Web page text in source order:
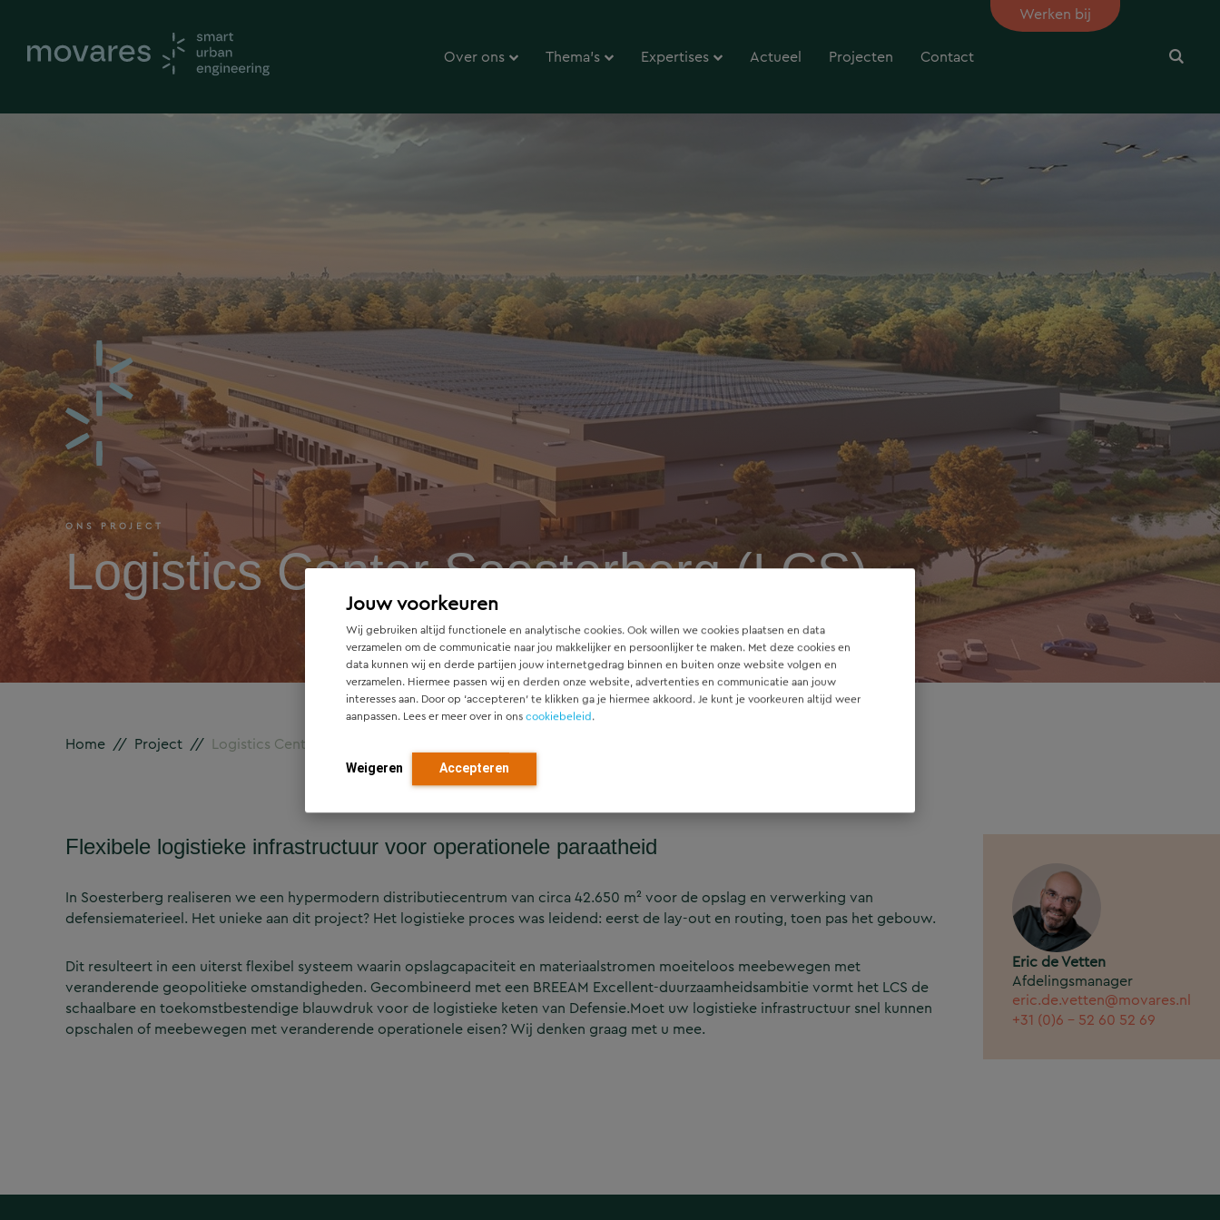
Jouw voorkeuren
Wij gebruiken altijd functionele en analytische cookies. Ook willen we cookies plaatsen en data
verzamelen om de communicatie naar jou makkelijker en persoonlijker te maken. Met deze cookies en
data kunnen wij en derde partijen jouw internetgedrag binnen en buiten onze website volgen en
verzamelen. Hiermee passen wij en derden onze website, advertenties en communicatie aan jouw
interesses aan. Door op ‘accepteren’ te klikken ga je hiermee akkoord. Je kunt je voorkeuren altijd weer
aanpassen. Lees er meer over in onscookiebeleid.
Weigeren Accepteren
Over ons Thema’s Expertises Actueel Projecten Contact
Werken bij
ONS PROJECT
Logistics Center Soesterberg (LCS)
Home // Project // Logistics Center Soesterberg (LCS)
Flexibele logistieke infrastructuur voor operationele paraatheid
In Soesterberg realiseren we een hypermodern distributiecentrum van circa 42.650 m² voor de opslag en verwerking van
defensiematerieel. Het unieke aan dit project? Het logistieke proces was leidend: eerst de lay-out en routing, toen pas het gebouw.
Dit resulteert in een uiterst flexibel systeem waarin opslagcapaciteit en materiaalstromen moeiteloos meebewegen met
veranderende geopolitieke omstandigheden. Gecombineerd met een BREEAM Excellent-duurzaamheidsambitie vormt het LCS de
schaalbare en toekomstbestendige blauwdruk voor de logistieke keten van Defensie.Moet uw logistieke infrastructuur snel kunnen
opschalen of meebewegen met veranderende operationele eisen? Wij denken graag met u mee.
Eric de Vetten
Afdelingsmanager
eric.de.vetten@movares.nl
+31 (0)6 - 52 60 52 69